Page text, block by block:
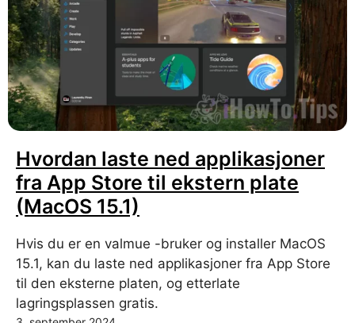
Hvordan laste ned applikasjoner
fra App Store til ekstern plate
(MacOS 15.1)
Hvis du er en valmue -bruker og installer MacOS
15.1, kan du laste ned applikasjoner fra App Store
til den eksterne platen, og etterlate
lagringsplassen gratis.